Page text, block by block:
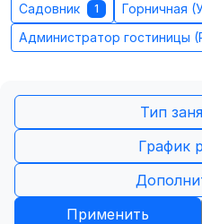
Садовник 1 Горничная
Администратор гостиницы
Тип
График
Применить